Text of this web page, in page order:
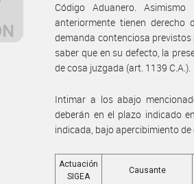
Código Aduanero.
anteriormente tienen
demanda contenciosa
saber que en su defecto, la
de cosa juzgada (art. 1139 C.A.).
Intimar a los abajo
deberán en el plazo indicado
indicada, bajo apercibimiento
Actuación
SIGEA
Causante